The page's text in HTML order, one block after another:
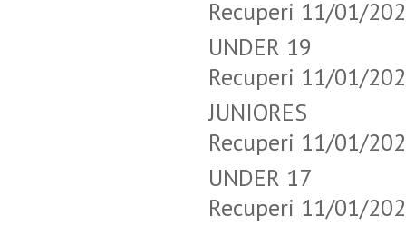
Recuperi 11/01/
UNDER
Recuperi 11/01/
Recuperi 11/01/
UNDER
Recuperi 11/01/